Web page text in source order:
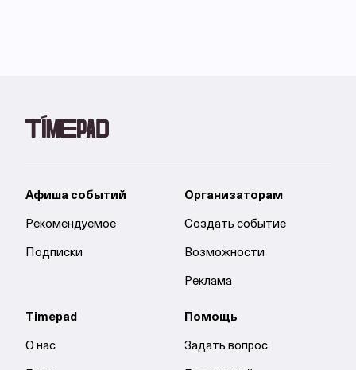
Афиша событий
Рекомендуемое
Подписки
Организаторам
Создать событие
Возможности
Реклама
Timepad
О нас
Помощь
Задать вопрос